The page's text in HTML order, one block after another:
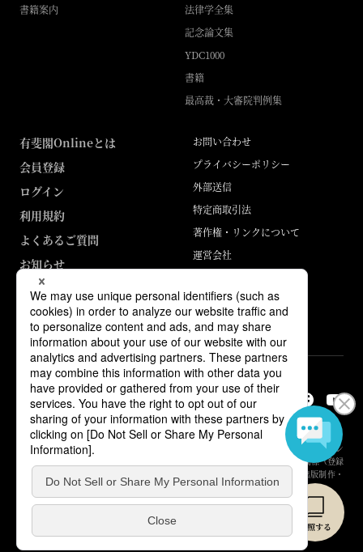
書籍案内
法律学全集
記念論文集
YDC1000
書籍
最高裁・大審院判例集
有斐閣Onlineとは
会員登録
ログイン
利用規約
よくあるご質問
お知らせ
お問い合わせ
プライバシーポリシー
外部送信
特定商取引法
著作権・リンクについて
運営会社
ABJマークは、この電子書店・電子書籍配信サービスが、著作権者からコン
テンツ使用許諾を得た正規版配信サービスであることを示す登録商標（登録
番号 第6091713号）です。詳しくは［ABJマーク］または［電子出版制作・
流通協議会］で検索してください。
© Yuhikaku Publishing Co., Ltd.